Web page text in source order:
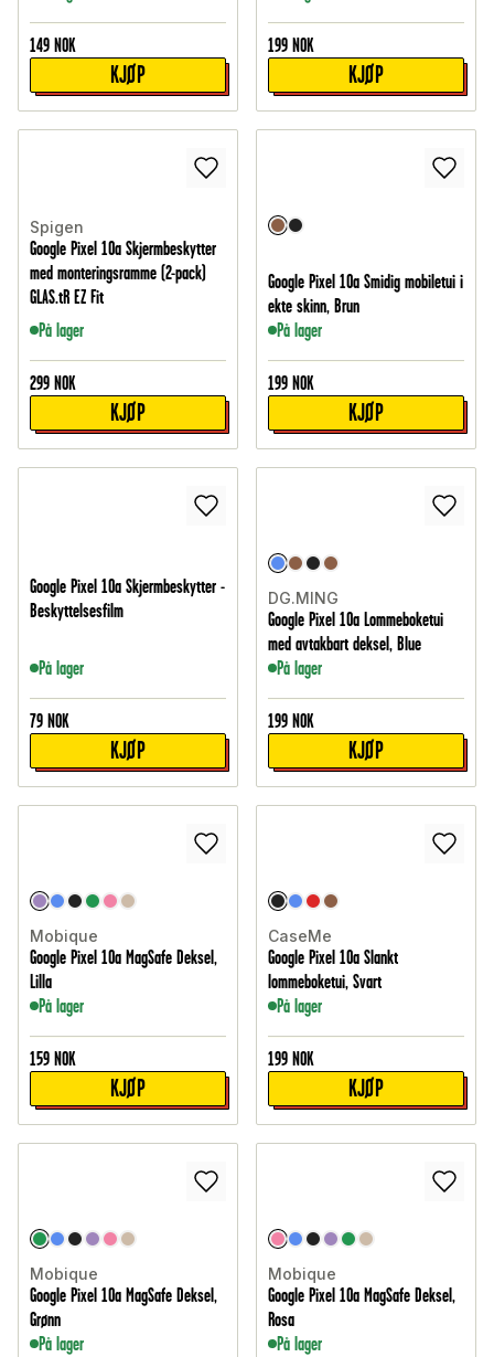
149 NOK
KJØP
199 NOK
KJØP
Spigen
Google Pixel 10a Skjermbeskytter
med monteringsramme (2-pack)
GLAS.tR EZ Fit
På lager
299 NOK
KJØP
Google Pixel 10a Smidig mobiletui i
ekte skinn, Brun
På lager
199 NOK
KJØP
Google Pixel 10a Skjermbeskytter -
Beskyttelsesfilm
På lager
79 NOK
KJØP
DG.MING
Google Pixel 10a Lommeboketui
med avtakbart deksel, Blue
På lager
199 NOK
KJØP
Mobique
Google Pixel 10a MagSafe Deksel,
Lilla
På lager
159 NOK
KJØP
CaseMe
Google Pixel 10a Slankt
lommeboketui, Svart
På lager
199 NOK
KJØP
Mobique
Google Pixel 10a MagSafe Deksel,
Grønn
På lager
Mobique
Google Pixel 10a MagSafe Deksel,
Rosa
På lager